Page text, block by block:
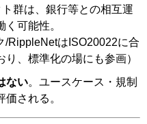
群は、銀行等との相互運
可能性。
/RippleNetはISO20022に合
、標準化の場にも参画）
ない 。ユースケース・規制
される。